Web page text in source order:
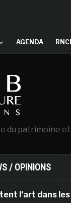
AGENDA RNCI
du patrimoine
/ OPINIONS
les salles